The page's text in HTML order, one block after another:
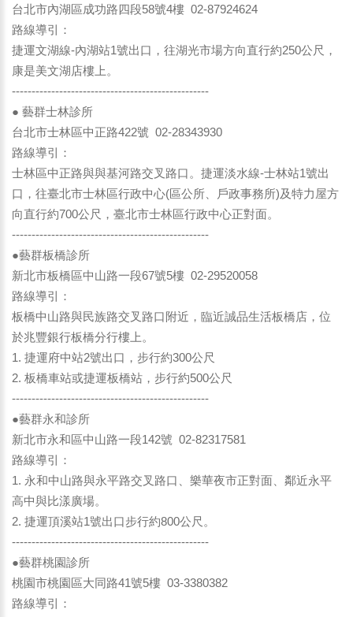
台北市內湖區成功路四段58號4樓 02-87924624
路線導引：
捷運文湖線-內湖站1號出口，往湖光市場方向直行約250公尺，
康是美文湖店樓上。
--------------------------------------------------
● 藝群士林診所
台北市士林區中正路422號 02-28343930
路線導引：
士林區中正路與與基河路交叉路口。捷運淡水線-士林站1號出
口，往臺北市士林區行政中心(區公所、戶政事務所)及特力屋方
向直行約700公尺，臺北市士林區行政中心正對面。
--------------------------------------------------
●藝群板橋診所
新北市板橋區中山路一段67號5樓 02-29520058
路線導引：
板橋中山路與民族路交叉路口附近，臨近誠品生活板橋店，位
於兆豐銀行板橋分行樓上。
1. 捷運府中站2號出口，步行約300公尺
2. 板橋車站或捷運板橋站，步行約500公尺
--------------------------------------------------
●藝群永和診所
新北市永和區中山路一段142號 02-82317581
路線導引：
1. 永和中山路與永平路交叉路口、樂華夜市正對面、鄰近永平
高中與比漾廣場。
2. 捷運頂溪站1號出口步行約800公尺。
--------------------------------------------------
●藝群桃園診所
桃園市桃園區大同路41號5樓 03-3380382
路線導引：